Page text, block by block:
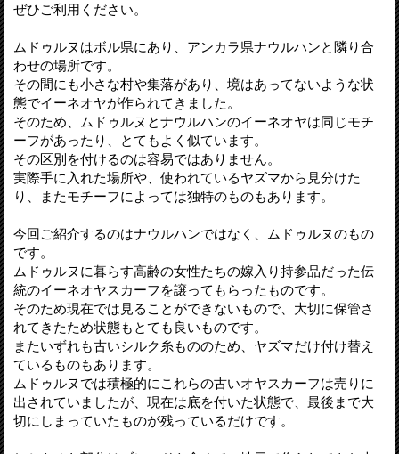
ぜひご利用ください。
ムドゥルヌはボル県にあり、アンカラ県ナウルハンと隣り合
わせの場所です。
その間にも小さな村や集落があり、境はあってないような状
態でイーネオヤが作られてきました。
そのため、ムドゥルヌとナウルハンのイーネオヤは同じモチ
ーフがあったり、とてもよく似ています。
その区別を付けるのは容易ではありません。
実際手に入れた場所や、使われているヤズマから見分けた
り、またモチーフによっては独特のものもあります。
今回ご紹介するのはナウルハンではなく、ムドゥルヌのもの
です。
ムドゥルヌに暮らす高齢の女性たちの嫁入り持参品だった伝
統のイーネオヤスカーフを譲ってもらったものです。
そのため現在では見ることができないもので、大切に保管さ
れてきたため状態もとても良いものです。
またいずれも古いシルク糸もののため、ヤズマだけ付け替え
ているものもあります。
ムドゥルヌでは積極的にこれらの古いオヤスカーフは売りに
出されていましたが、現在は底を付いた状態で、最後まで大
切にしまっていたものが残っているだけです。